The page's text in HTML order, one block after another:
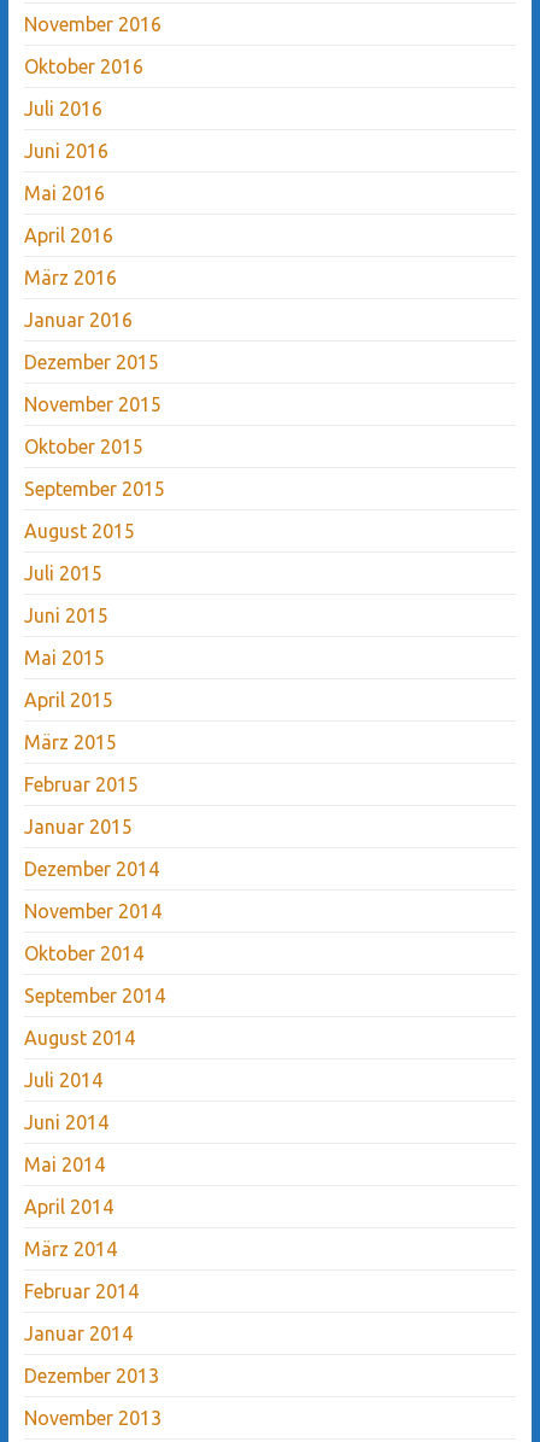
November 2016
Oktober 2016
Juli 2016
Juni 2016
Mai 2016
April 2016
März 2016
Januar 2016
Dezember 2015
November 2015
Oktober 2015
September 2015
August 2015
Juli 2015
Juni 2015
Mai 2015
April 2015
März 2015
Februar 2015
Januar 2015
Dezember 2014
November 2014
Oktober 2014
September 2014
August 2014
Juli 2014
Juni 2014
Mai 2014
April 2014
März 2014
Februar 2014
Januar 2014
Dezember 2013
November 2013